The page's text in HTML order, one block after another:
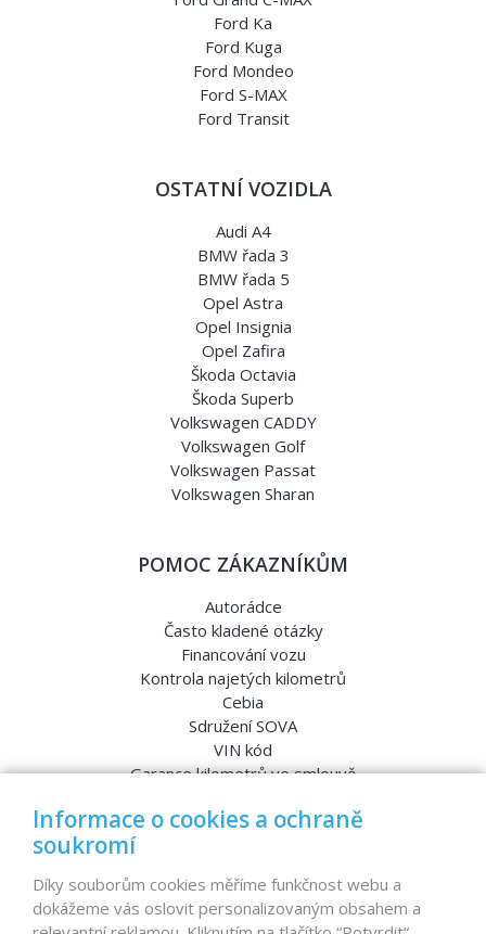
Ford Ka
Ford Kuga
Ford Mondeo
Ford S-MAX
Ford Transit
OSTATNÍ VOZIDLA
Audi A4
BMW řada 3
BMW řada 5
Opel Astra
Opel Insignia
Opel Zafira
Škoda Octavia
Škoda Superb
Volkswagen CADDY
Volkswagen Golf
Volkswagen Passat
Volkswagen Sharan
POMOC ZÁKAZNÍKŮM
Autorádce
Často kladené otázky
Financování vozu
Kontrola najetých kilometrů
Cebia
Sdružení SOVA
VIN kód
Garance kilometrů ve smlouvě
Nabídka vozů
Informace o cookies a ochraně
soukromí
Díky souborům cookies měříme funkčnost webu a
dokážeme vás oslovit personalizovaným obsahem a